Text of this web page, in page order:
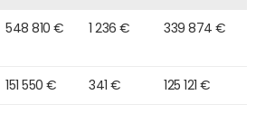
548 810 € 1 236 € 339 874 €
151 550 € 341 € 125 121 €